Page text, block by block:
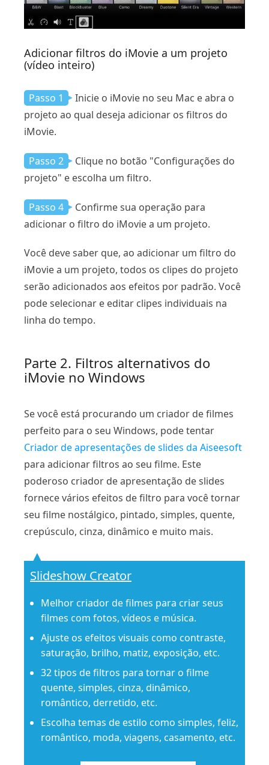
Adicionar filtros do iMovie a um projeto
(vídeo inteiro)
Passo 1
Inicie o iMovie no seu Mac e abra o
projeto ao qual deseja adicionar os filtros do
iMovie.
Passo 2
Clique no botão "Configurações do
projeto" e escolha um filtro.
Passo 4
Confirme sua operação para
adicionar o filtro do iMovie a um projeto.
Você deve saber que, ao adicionar um filtro do
iMovie a um projeto, todos os clipes do projeto
serão adicionados aos efeitos por padrão. Você
pode selecionar e editar clipes individuais na
linha do tempo.
Parte 2. Filtros alternativos do
iMovie no Windows
Se você está procurando um criador de filmes
perfeito para o seu Windows, pode tentar
Criador de apresentações de slides da Aiseesoft
para adicionar filtros ao seu filme. Este
poderoso criador de apresentação de slides
fornece vários efeitos de filtro para você tornar
seu filme nostálgico, pintado, simples, quente,
crepúsculo, cinza, dinâmico e muito mais.
Slideshow Creator
Melhor criador de filmes para criar seus
filmes com fotos, vídeos e música.
Ajuste os efeitos visuais como contraste,
saturação, brilho, matiz, exposição, etc.
32 tipos de filtros para tornar o filme
quente, simples, cinza, dinâmico,
romântico, derretido, etc.
Escolha temas de estilo como simples, feliz,
romântico, moda, viagens, casamento, etc.